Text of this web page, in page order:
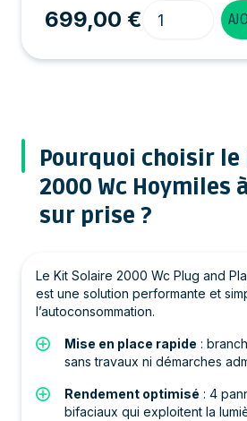
699,00 € Quantité
Pourquoi choisir
2000 Wc Hoymiles
sur prise ?
Le Kit Solaire 2000 Wc Plug and
est une solution performante et
l’autoconsommation.
Mise en place rapide :
sans travaux ni démarches
Rendement optimisé : 4
bifaciaux qui exploitent la